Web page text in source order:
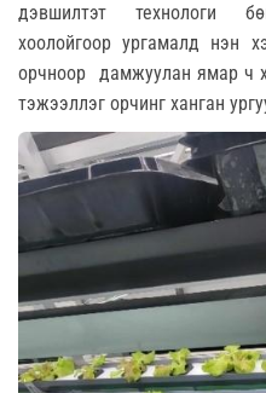
дэвшилтэт технологи
хоолойгоор ургамалд нэн
орчноор дамжуулан ямар ч
тэжээллэг орчинг ханган